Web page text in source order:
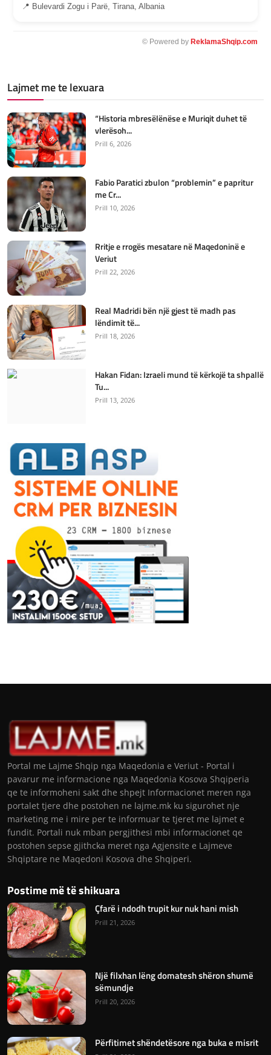
📍 Bulevardi Zogu i Parë, Tirana, Albania
© Powered by ReklamaShqip.com
Lajmet me te lexuara
“Historia mbresëlënëse e Muriqit duhet të
vlerësoh...
Prill 6, 2026
Fabio Paratici zbulon “problemin” e papritur
me Cr...
Prill 10, 2026
Rritje e rrogës mesatare në Maqedoninë e
Veriut
Prill 22, 2026
Real Madridi bën një gjest të madh pas
lëndimit të...
Prill 18, 2026
Hakan Fidan: Izraeli mund të kërkojë ta shpallë
Tu...
Prill 13, 2026
Portal me Lajme Shqip nga Maqedonia e Veriut - Portal i
pavarur me informacione nga Maqedonia Kosova Shqiperia
qe te informoheni sakt dhe shpejt Informacionet meren nga
portalet tjere dhe postohen ne lajme.mk ku sigurohet nje
marketing me i mire per te informuar te tjeret me lajmet e
fundit. Portali nuk mban pergjithesi mbi informacionet qe
postohen sepse gjithcka meret nga Agjensite e Lajmeve
Shqiptare ne Maqedoni Kosova dhe Shqiperi.
Postime më të shikuara
Çfarë i ndodh trupit kur nuk hani mish
Prill 21, 2026
Një filxhan lëng domatesh shëron shumë
sëmundje
Prill 20, 2026
Përfitimet shëndetësore nga buka e misrit